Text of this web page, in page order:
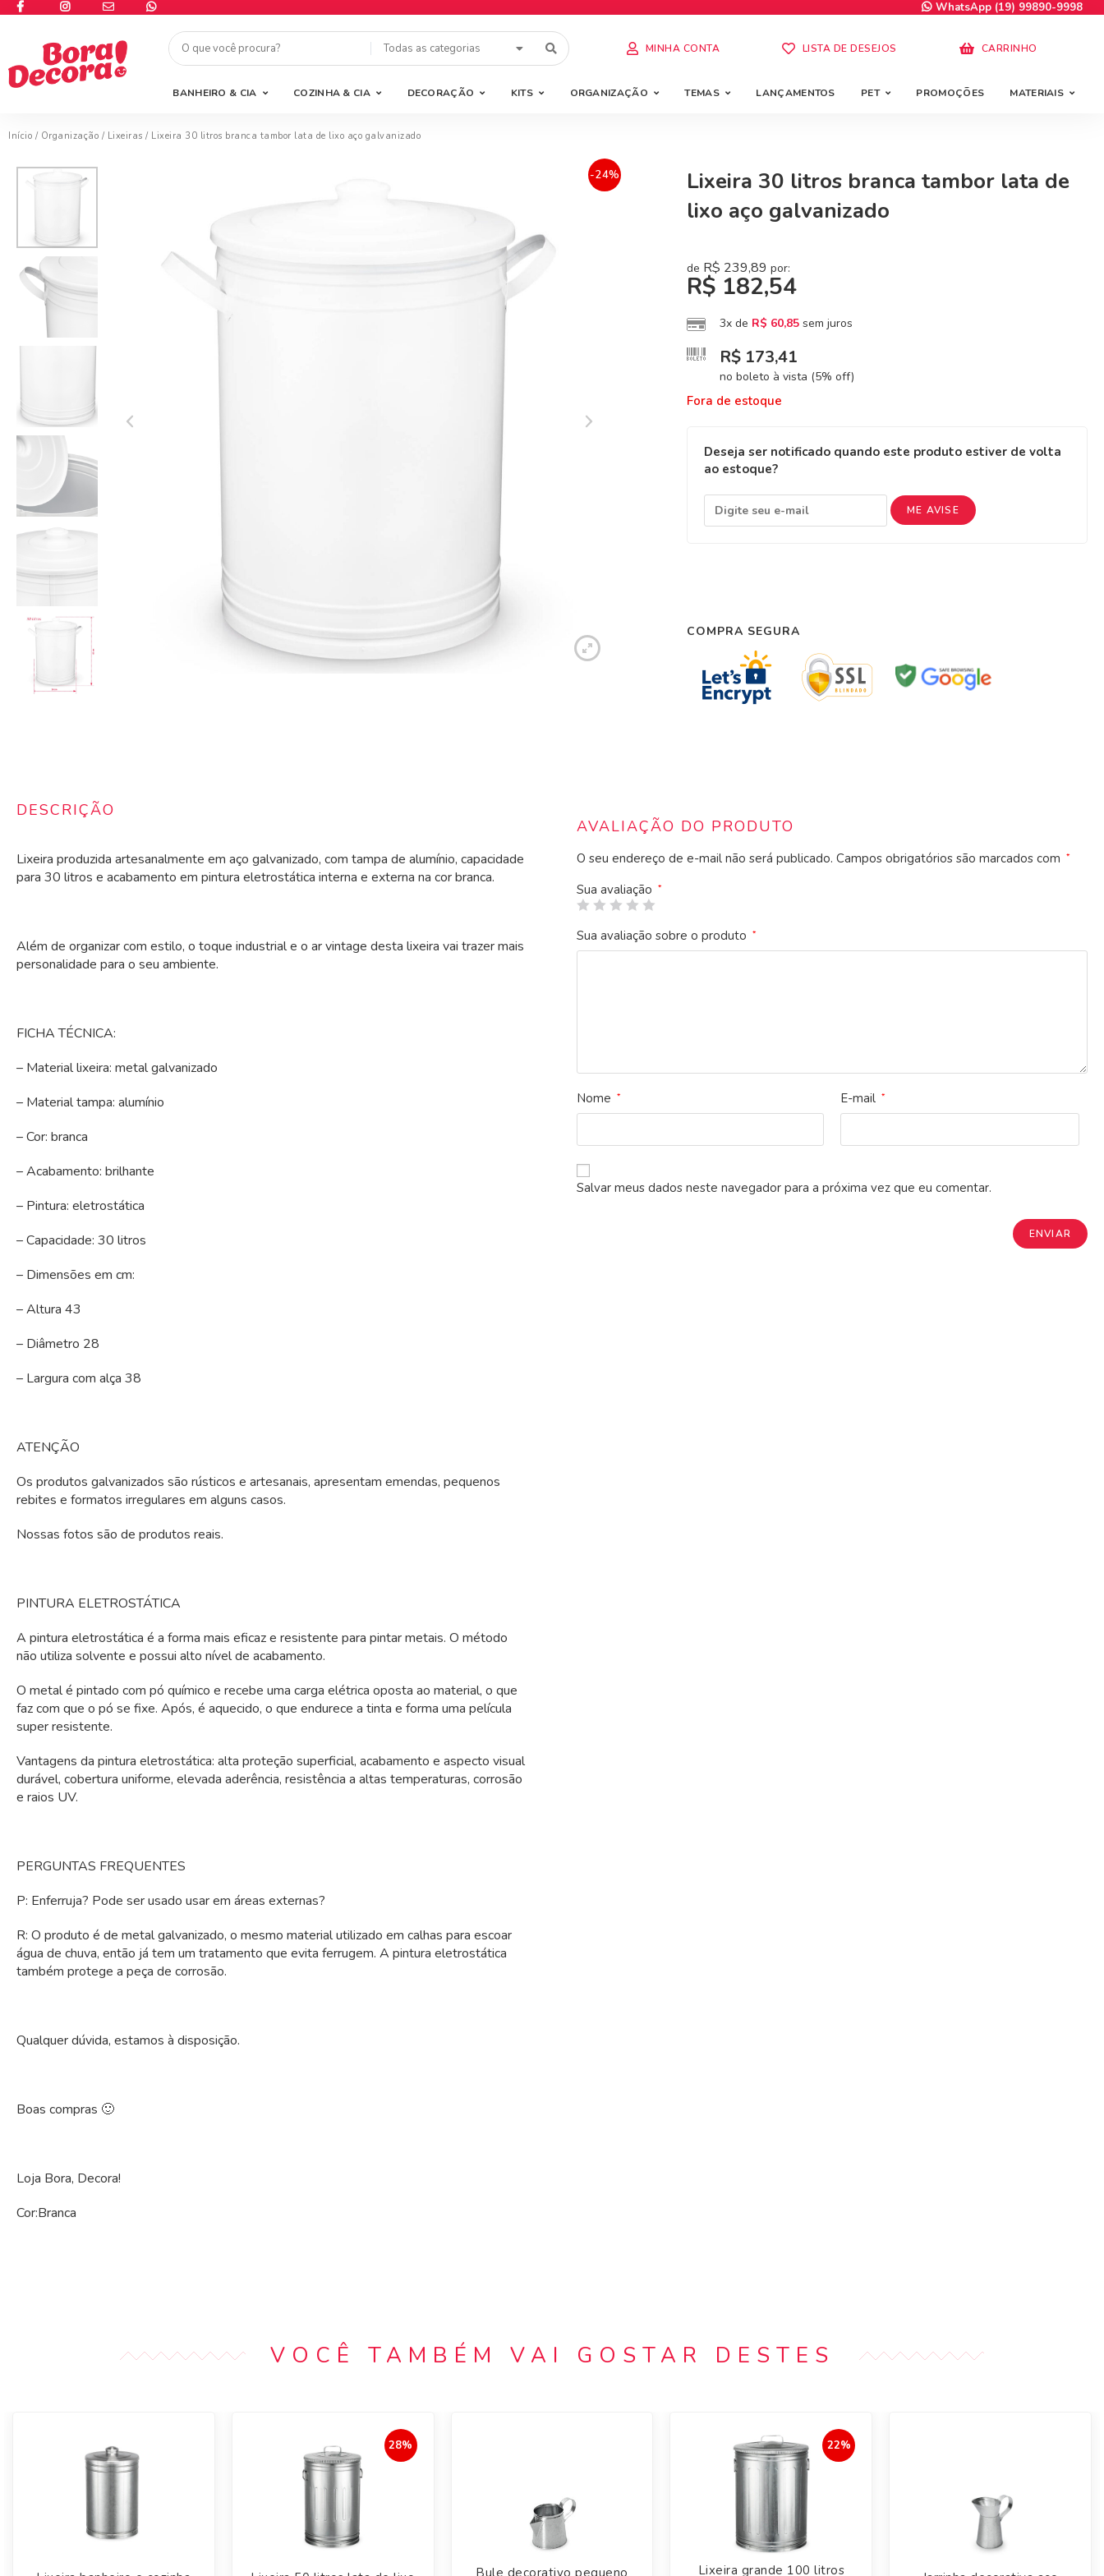
WhatsApp (19) 99890-9998
Todas as categorias MINHA CONTA LISTA DE DESEJOS CARRINHO
BANHEIRO & CIA COZINHA & CIA DECORAÇÃO KITS ORGANIZAÇÃO TEMAS LANÇAMENTOS PET PROMOÇÕES MATERIAIS
Início / Organização / Lixeiras / Lixeira 30 litros branca tambor lata de lixo aço galvanizado
-24%
Lixeira 30 litros branca tambor lata de
lixo aço galvanizado
de R$ 239,89 por:
R$ 182,54
3x de R$ 60,85 sem juros
R$ 173,41
no boleto à vista (5% off)
Fora de estoque
Deseja ser notificado quando este produto estiver de volta
ao estoque?
ME AVISE
COMPRA SEGURA
DESCRIÇÃO
Lixeira produzida artesanalmente em aço galvanizado, com tampa de alumínio, capacidade
para 30 litros e acabamento em pintura eletrostática interna e externa na cor branca.
Além de organizar com estilo, o toque industrial e o ar vintage desta lixeira vai trazer mais
personalidade para o seu ambiente.
FICHA TÉCNICA:
– Material lixeira: metal galvanizado
– Material tampa: alumínio
– Cor: branca
– Acabamento: brilhante
– Pintura: eletrostática
– Capacidade: 30 litros
– Dimensões em cm:
– Altura 43
– Diâmetro 28
– Largura com alça 38
ATENÇÃO
Os produtos galvanizados são rústicos e artesanais, apresentam emendas, pequenos
rebites e formatos irregulares em alguns casos.
Nossas fotos são de produtos reais.
PINTURA ELETROSTÁTICA
A pintura eletrostática é a forma mais eficaz e resistente para pintar metais. O método
não utiliza solvente e possui alto nível de acabamento.
O metal é pintado com pó químico e recebe uma carga elétrica oposta ao material, o que
faz com que o pó se fixe. Após, é aquecido, o que endurece a tinta e forma uma película
super resistente.
Vantagens da pintura eletrostática: alta proteção superficial, acabamento e aspecto visual
durável, cobertura uniforme, elevada aderência, resistência a altas temperaturas, corrosão
e raios UV.
PERGUNTAS FREQUENTES
P: Enferruja? Pode ser usado usar em áreas externas?
R: O produto é de metal galvanizado, o mesmo material utilizado em calhas para escoar
água de chuva, então já tem um tratamento que evita ferrugem. A pintura eletrostática
também protege a peça de corrosão.
Qualquer dúvida, estamos à disposição.
Boas compras 🙂
Loja Bora, Decora!
Cor:Branca
AVALIAÇÃO DO PRODUTO
O seu endereço de e-mail não será publicado. Campos obrigatórios são marcados com *
Sua avaliação *
Sua avaliação sobre o produto *
Nome * E-mail *
Salvar meus dados neste navegador para a próxima vez que eu comentar.
VOCÊ TAMBÉM VAI GOSTAR DESTES
28%
Bule decorativo pequeno
22%
Lixeira grande 100 litros